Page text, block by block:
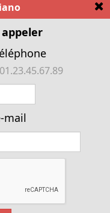
YAMAHA P124.
»
mail